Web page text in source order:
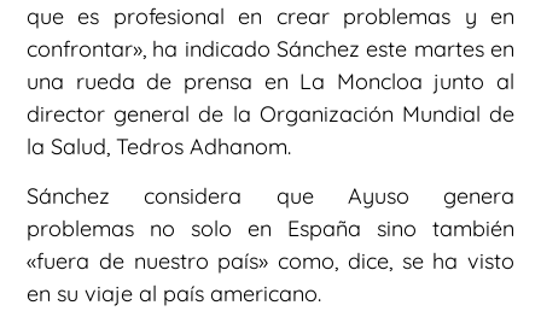
que es profesional en crear problemas y en
confrontar», ha indicado Sánchez este martes en
una rueda de prensa en La Moncloa junto al
director general de la Organización Mundial de
la Salud, Tedros Adhanom.
Sánchez considera que Ayuso genera
problemas no solo en España sino también
«fuera de nuestro país» como, dice, se ha visto
en su viaje al país americano.